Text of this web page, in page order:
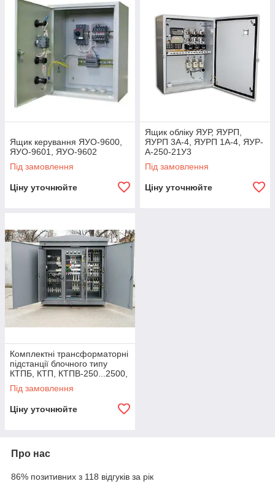
Ящик керування ЯУО-9600,
ЯУО-9601, ЯУО-9602
Під замовлення
Ціну уточнюйте
Ящик обліку ЯУР, ЯУРП,
ЯУРП 3А-4, ЯУРП 1А-4, ЯУР-
А-250-21У3
Під замовлення
Ціну уточнюйте
Комплектні трансформаторні
підстанції блочного типу
КТПБ, КТП, КТПВ-250...2500,
КТП-МК, КТПГС
Під замовлення
Ціну уточнюйте
Про нас
86% позитивних з 118 відгуків за рік